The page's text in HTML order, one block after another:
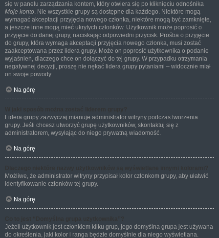
się w panelu zarządzania kontem, który otwiera się po kliknięciu odnośnika
Moje konto. Nie wszystkie grupy są dostępne dla każdego. Niektóre mogą
wymagać akceptacji przyjęcia nowego członka, niektóre mogą być zamknięte,
a jeszcze inne mogą mieć ukrytych członków. Użytkownik może poprosić o
przyjęcie do danej grupy, naciskając odpowiedni przycisk. Prośba o przyjęcie
do grupy, która wymaga akceptacji przyjęcia nowego członka, musi zostać
zaakceptowana przez lidera grupy. Może on poprosić użytkownika o podanie
wyjaśnień, dlaczego chce on dołączyć do tej grupy. W przypadku otrzymania
negatywnej decyzji, proszę nie nękać lidera grupy pytaniami – widocznie miał
on swoje powody.
Na górę
Lidera grupy zazwyczaj mianuje administrator witryny podczas tworzenia
grupy. Jeśli chcesz utworzyć grupę użytkowników, skontaktuj się z
administratorem, wysyłając do niego prywatną wiadomość.
Na górę
Możliwe, że administrator witryny przypisał kolor członkom grupy, aby ułatwić
identyfikowanie członków tej grupy.
Na górę
Jeżeli użytkownik jest członkiem kilku grup, jego domyślna grupa jest używana
do określenia, jaki kolor i ranga będzie domyślnie dla niego wyświetlana.